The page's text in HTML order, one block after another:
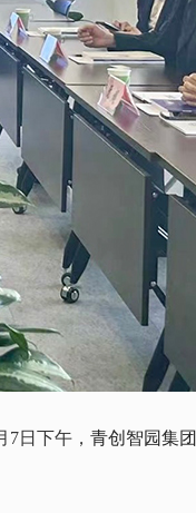
日下午， 青创智园集团